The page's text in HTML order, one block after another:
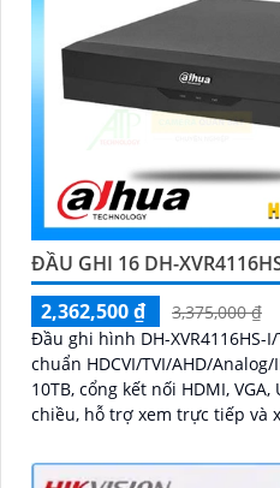
ĐẦU GHI 16 DH-
2,362,500 ₫
3,375,000 ₫
Đầu ghi hình DH-XVR4116HS-
chuẩn HDCVI/TVI/AHD/
10TB, cổng kết nối HDMI,
chiều, hỗ trợ xem trực tiếp và